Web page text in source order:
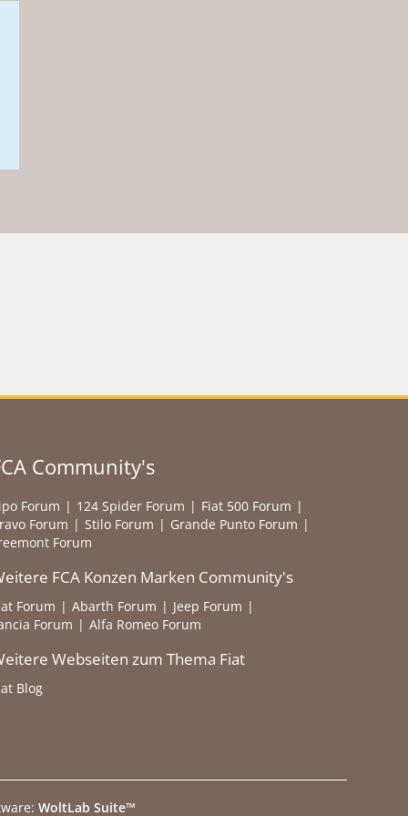
Community's
Forum 124 Spider Forum
Fiat 500 Forum
Forum
Stilo Forum
Grande Punto Forum
Forum
FCA Konzen Marken Community's
Forum Abarth Forum
Jeep Forum
Forum
Alfa Romeo Forum
Webseiten zum Thema Fiat
Blog
WoltLab Suite™